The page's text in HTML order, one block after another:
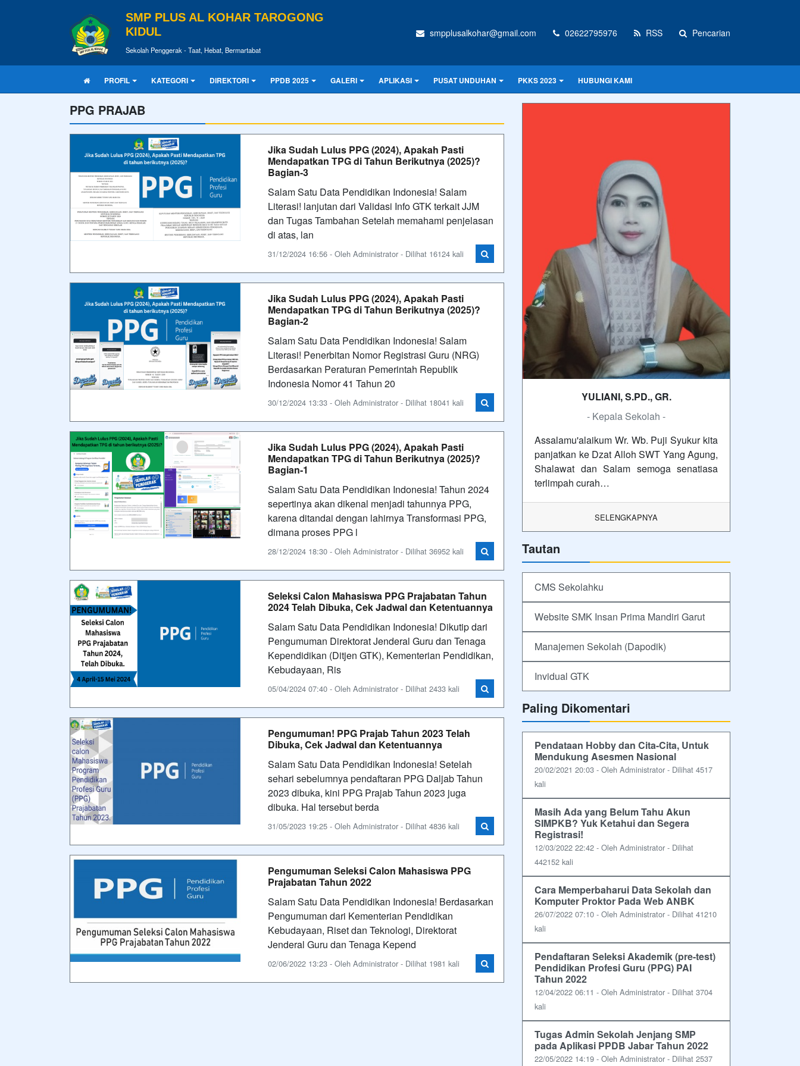
SMP PLUS AL KOHAR TAROGONG
KIDUL
Sekolah Penggerak - Taat, Hebat, Bermartabat
smpplusalkohar@gmail.com 02622795976 RSS Pencarian
PROFIL KATEGORI DIREKTORI PPDB 2025 GALERI APLIKASI PUSAT UNDUHAN PKKS 2023 HUBUNGI KAMI
PPG PRAJAB
Jika Sudah Lulus PPG (2024), Apakah Pasti
Mendapatkan TPG di Tahun Berikutnya (2025)?
Bagian-3
Salam Satu Data Pendidikan Indonesia! Salam
Literasi! lanjutan dari Validasi Info GTK terkait JJM
dan Tugas Tambahan Setelah memahami penjelasan
di atas, lan
31/12/2024 16:56 - Oleh Administrator - Dilihat 16124 kali
Jika Sudah Lulus PPG (2024), Apakah Pasti
Mendapatkan TPG di Tahun Berikutnya (2025)?
Bagian-2
Salam Satu Data Pendidikan Indonesia! Salam
Literasi! Penerbitan Nomor Registrasi Guru (NRG)
Berdasarkan Peraturan Pemerintah Republik
Indonesia Nomor 41 Tahun 20
30/12/2024 13:33 - Oleh Administrator - Dilihat 18041 kali
Jika Sudah Lulus PPG (2024), Apakah Pasti
Mendapatkan TPG di Tahun Berikutnya (2025)?
Bagian-1
Salam Satu Data Pendidikan Indonesia! Tahun 2024
sepertinya akan dikenal menjadi tahunnya PPG,
karena ditandai dengan lahirnya Transformasi PPG,
dimana proses PPG l
28/12/2024 18:30 - Oleh Administrator - Dilihat 36952 kali
Seleksi Calon Mahasiswa PPG Prajabatan Tahun
2024 Telah Dibuka, Cek Jadwal dan Ketentuannya
Salam Satu Data Pendidikan Indonesia! Dikutip dari
Pengumuman Direktorat Jenderal Guru dan Tenaga
Kependidikan (Ditjen GTK), Kementerian Pendidikan,
Kebudayaan, Ris
05/04/2024 07:40 - Oleh Administrator - Dilihat 2433 kali
Pengumuman! PPG Prajab Tahun 2023 Telah
Dibuka, Cek Jadwal dan Ketentuannya
Salam Satu Data Pendidikan Indonesia! Setelah
sehari sebelumnya pendaftaran PPG Daljab Tahun
2023 dibuka, kini PPG Prajab Tahun 2023 juga
dibuka. Hal tersebut berda
31/05/2023 19:25 - Oleh Administrator - Dilihat 4836 kali
Pengumuman Seleksi Calon Mahasiswa PPG
Prajabatan Tahun 2022
Salam Satu Data Pendidikan Indonesia! Berdasarkan
Pengumuman dari Kementerian Pendidikan
Kebudayaan, Riset dan Teknologi, Direktorat
Jenderal Guru dan Tenaga Kepend
02/06/2022 13:23 - Oleh Administrator - Dilihat 1981 kali
YULIANI, S.PD., GR.
- Kepala Sekolah -
Assalamu'alaikum Wr. Wb. Puji Syukur kita
panjatkan ke Dzat Alloh SWT Yang Agung,
Shalawat dan Salam semoga senatiasa
terlimpah curah…
SELENGKAPNYA
Tautan
CMS Sekolahku
Website SMK Insan Prima Mandiri Garut
Manajemen Sekolah (Dapodik)
Invidual GTK
Paling Dikomentari
Pendataan Hobby dan Cita-Cita, Untuk
Mendukung Asesmen Nasional
20/02/2021 20:03 - Oleh Administrator - Dilihat 4517
kali
Masih Ada yang Belum Tahu Akun
SIMPKB? Yuk Ketahui dan Segera
Registrasi!
12/03/2022 22:42 - Oleh Administrator - Dilihat
442152 kali
Cara Memperbaharui Data Sekolah dan
Komputer Proktor Pada Web ANBK
26/07/2022 07:10 - Oleh Administrator - Dilihat 41210
kali
Pendaftaran Seleksi Akademik (pre-test)
Pendidikan Profesi Guru (PPG) PAI
Tahun 2022
12/04/2022 06:11 - Oleh Administrator - Dilihat 3704
kali
Tugas Admin Sekolah Jenjang SMP
pada Aplikasi PPDB Jabar Tahun 2022
22/05/2022 14:19 - Oleh Administrator - Dilihat 2537